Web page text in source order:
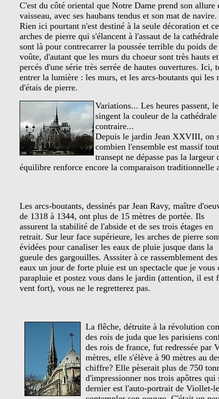
C'est du côté oriental que Notre Dame prend son allure
vaisseau, avec ses haubans tendus et son mat de navire.
Rien ici pourtant n'est destiné à la seule décoration et
arches de pierre qui s'élancent à l'assaut de la cathédrale
sont là pour contrecarrer la poussée terrible du poids
voûte, d'autant que les murs du choeur sont très hauts et
percés d'une série très serrée de hautes ouvertures. Ici,
entrer la lumière : les murs, et les arcs-boutants qui les
d'étais de pierre.
Variations... Les heures passent,
singent la couleur de la
contraire...
Depuis le jardin Jean XXVIII, on
combien l'ensemble est massif
transept ne dépasse pas la largeur
équilibre renforce encore la comparaison traditionnelle
Les arcs-boutants, dessinés par Jean Ravy, maître
de 1318 à 1344, ont plus de 15 mètres de portée. Ils
assurent la stabilité de l'abside et de ses trois étages en
retrait. Sur leur face supérieure, les arches de pierre
évidées pour canaliser les eaux de pluie jusque dans la
gueule des gargouilles. Asssiter à ce rassemblement des
eaux un jour de forte pluie est un spectacle que je
parapluie et postez vous dans le jardin (attention, il est
vent fort), vous ne le regretterez pas.
La flêche, détruite à la révolution
des rois de juda que les parisiens
des rois de france, fut redressée par
mètres, elle s'élève à 90 mètres au
chiffre? Elle pèserait plus de 750
d'impressionner nos trois apôtres qui
dernier est l'auto-portrait de Viollet-